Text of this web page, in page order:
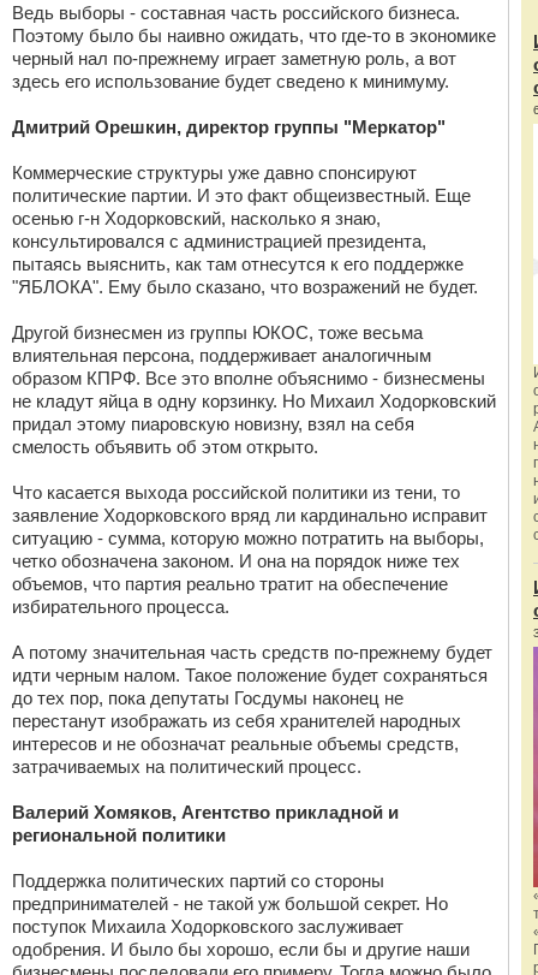
Ведь выборы - составная часть российского бизнеса.
Поэтому было бы наивно ожидать, что где-то в экономике
черный нал по-прежнему играет заметную роль, а вот
здесь его использование будет сведено к минимуму.
Дмитрий Орешкин, директор группы "Меркатор"
Коммерческие структуры уже давно спонсируют
политические партии. И это факт общеизвестный. Еще
осенью г-н Ходорковский, насколько я знаю,
консультировался с администрацией президента,
пытаясь выяснить, как там отнесутся к его поддержке
"ЯБЛОКА". Ему было сказано, что возражений не будет.
Другой бизнесмен из группы ЮКОС, тоже весьма
влиятельная персона, поддерживает аналогичным
образом КПРФ. Все это вполне объяснимо - бизнесмены
не кладут яйца в одну корзинку. Но Михаил Ходорковский
придал этому пиаровскую новизну, взял на себя
смелость объявить об этом открыто.
Что касается выхода российской политики из тени, то
заявление Ходорковского вряд ли кардинально исправит
ситуацию - сумма, которую можно потратить на выборы,
четко обозначена законом. И она на порядок ниже тех
объемов, что партия реально тратит на обеспечение
избирательного процесса.
А потому значительная часть средств по-прежнему будет
идти черным налом. Такое положение будет сохраняться
до тех пор, пока депутаты Госдумы наконец не
перестанут изображать из себя хранителей народных
интересов и не обозначат реальные объемы средств,
затрачиваемых на политический процесс.
Валерий Хомяков, Агентство прикладной и
региональной политики
Поддержка политических партий со стороны
предпринимателей - не такой уж большой секрет. Но
поступок Михаила Ходорковского заслуживает
одобрения. И было бы хорошо, если бы и другие наши